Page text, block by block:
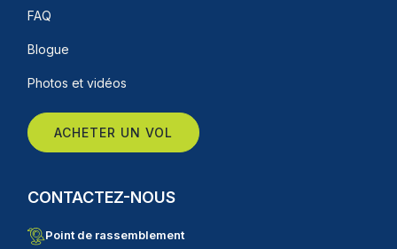
FAQ
Blogue
Photos et vidéos
ACHETER UN VOL
CONTACTEZ-NOUS
Point de rassemblement